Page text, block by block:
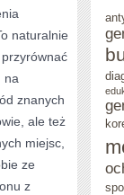
naturalnie
na
znanych
ale też
miejsc,
ze
z